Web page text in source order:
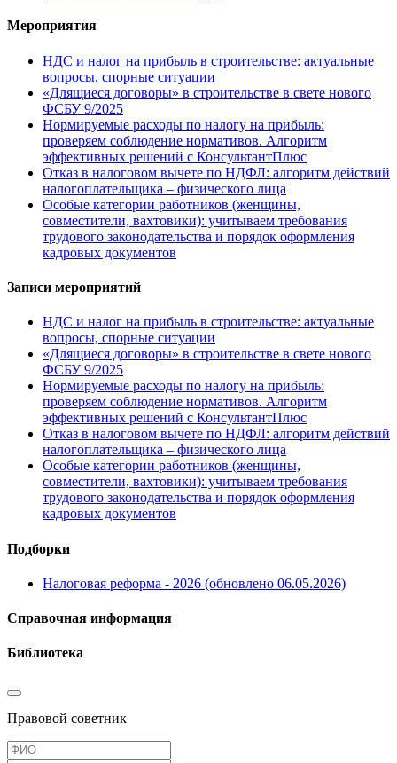
Мероприятия
НДС и налог на прибыль в строительстве: актуальные
вопросы, спорные ситуации
«Длящиеся договоры» в строительстве в свете нового
ФСБУ 9/2025
Нормируемые расходы по налогу на прибыль:
проверяем соблюдение нормативов. Алгоритм
эффективных решений с КонсультантПлюс
Отказ в налоговом вычете по НДФЛ: алгоритм действий
налогоплательщика – физического лица
Особые категории работников (женщины,
совместители, вахтовики): учитываем требования
трудового законодательства и порядок оформления
кадровых документов
Записи мероприятий
НДС и налог на прибыль в строительстве: актуальные
вопросы, спорные ситуации
«Длящиеся договоры» в строительстве в свете нового
ФСБУ 9/2025
Нормируемые расходы по налогу на прибыль:
проверяем соблюдение нормативов. Алгоритм
эффективных решений с КонсультантПлюс
Отказ в налоговом вычете по НДФЛ: алгоритм действий
налогоплательщика – физического лица
Особые категории работников (женщины,
совместители, вахтовики): учитываем требования
трудового законодательства и порядок оформления
кадровых документов
Подборки
Налоговая реформа - 2026 (обновлено 06.05.2026)
Справочная информация
Библиотека
Правовой советник